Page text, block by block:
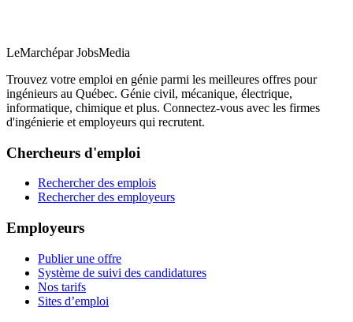
LeMarchépar JobsMedia
Trouvez votre emploi en génie parmi les meilleures offres pour
ingénieurs au Québec. Génie civil, mécanique, électrique,
informatique, chimique et plus. Connectez-vous avec les firmes
d'ingénierie et employeurs qui recrutent.
Chercheurs d'emploi
Rechercher des emplois
Rechercher des employeurs
Employeurs
Publier une offre
Système de suivi des candidatures
Nos tarifs
Sites d’emploi